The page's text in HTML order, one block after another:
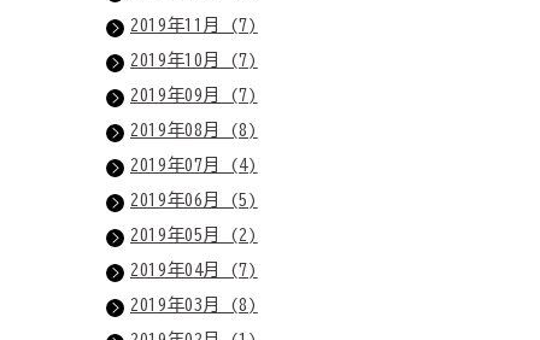
2019年11月 (7)
2019年10月 (7)
2019年09月 (7)
2019年08月 (8)
2019年07月 (4)
2019年06月 (5)
2019年05月 (2)
2019年04月 (7)
2019年03月 (8)